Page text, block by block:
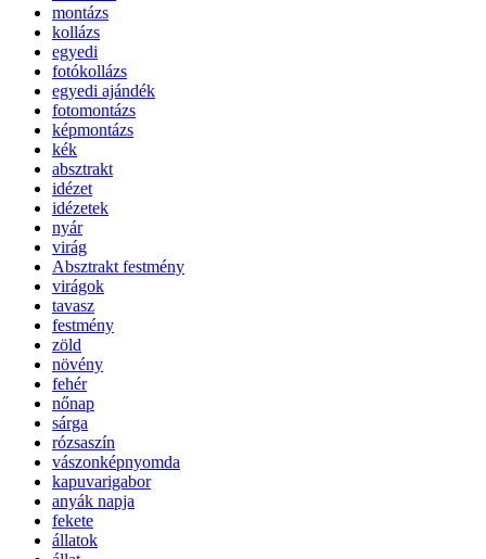
montázs
kollázs
egyedi
fotókollázs
egyedi ajándék
fotomontázs
képmontázs
kék
absztrakt
idézet
idézetek
nyár
virág
Absztrakt festmény
virágok
tavasz
festmény
zöld
növény
fehér
nőnap
sárga
rózsaszín
vászonképnyomda
kapuvarigabor
anyák napja
fekete
állatok